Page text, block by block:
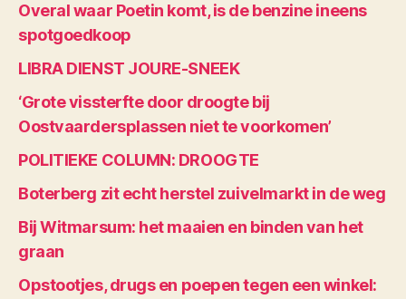
Overal waar Poetin komt, is de benzine ineens
spotgoedkoop
LIBRA DIENST JOURE-SNEEK
‘Grote vissterfte door droogte bij
Oostvaardersplassen niet te voorkomen’
POLITIEKE COLUMN: DROOGTE
Boterberg zit echt herstel zuivelmarkt in de weg
Bij Witmarsum: het maaien en binden van het
graan
Opstootjes, drugs en poepen tegen een winkel: